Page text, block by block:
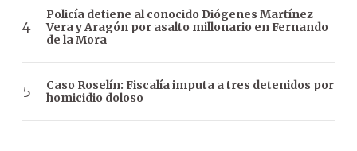
Policía detiene al conocido Diógenes Martínez
Vera y Aragón por asalto millonario en Fernando
de la Mora
Caso Roselín: Fiscalía imputa a tres detenidos por
homicidio doloso